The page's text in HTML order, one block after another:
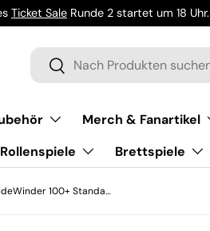
Ticket Sale Runde 2 startet um 18 Uhr.
Suchen
Suchen
Merch & Fanartikel
Rollenspiele Brettspiele
Ultimate Guard SideWinder 100+ Standardgröße ChromiaSkin Gelb